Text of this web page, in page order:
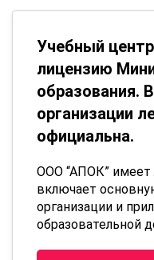
Учебный
лицензию
образования.
организации
официальна.
ООО “АПОК”
включает
организации и
образовательной